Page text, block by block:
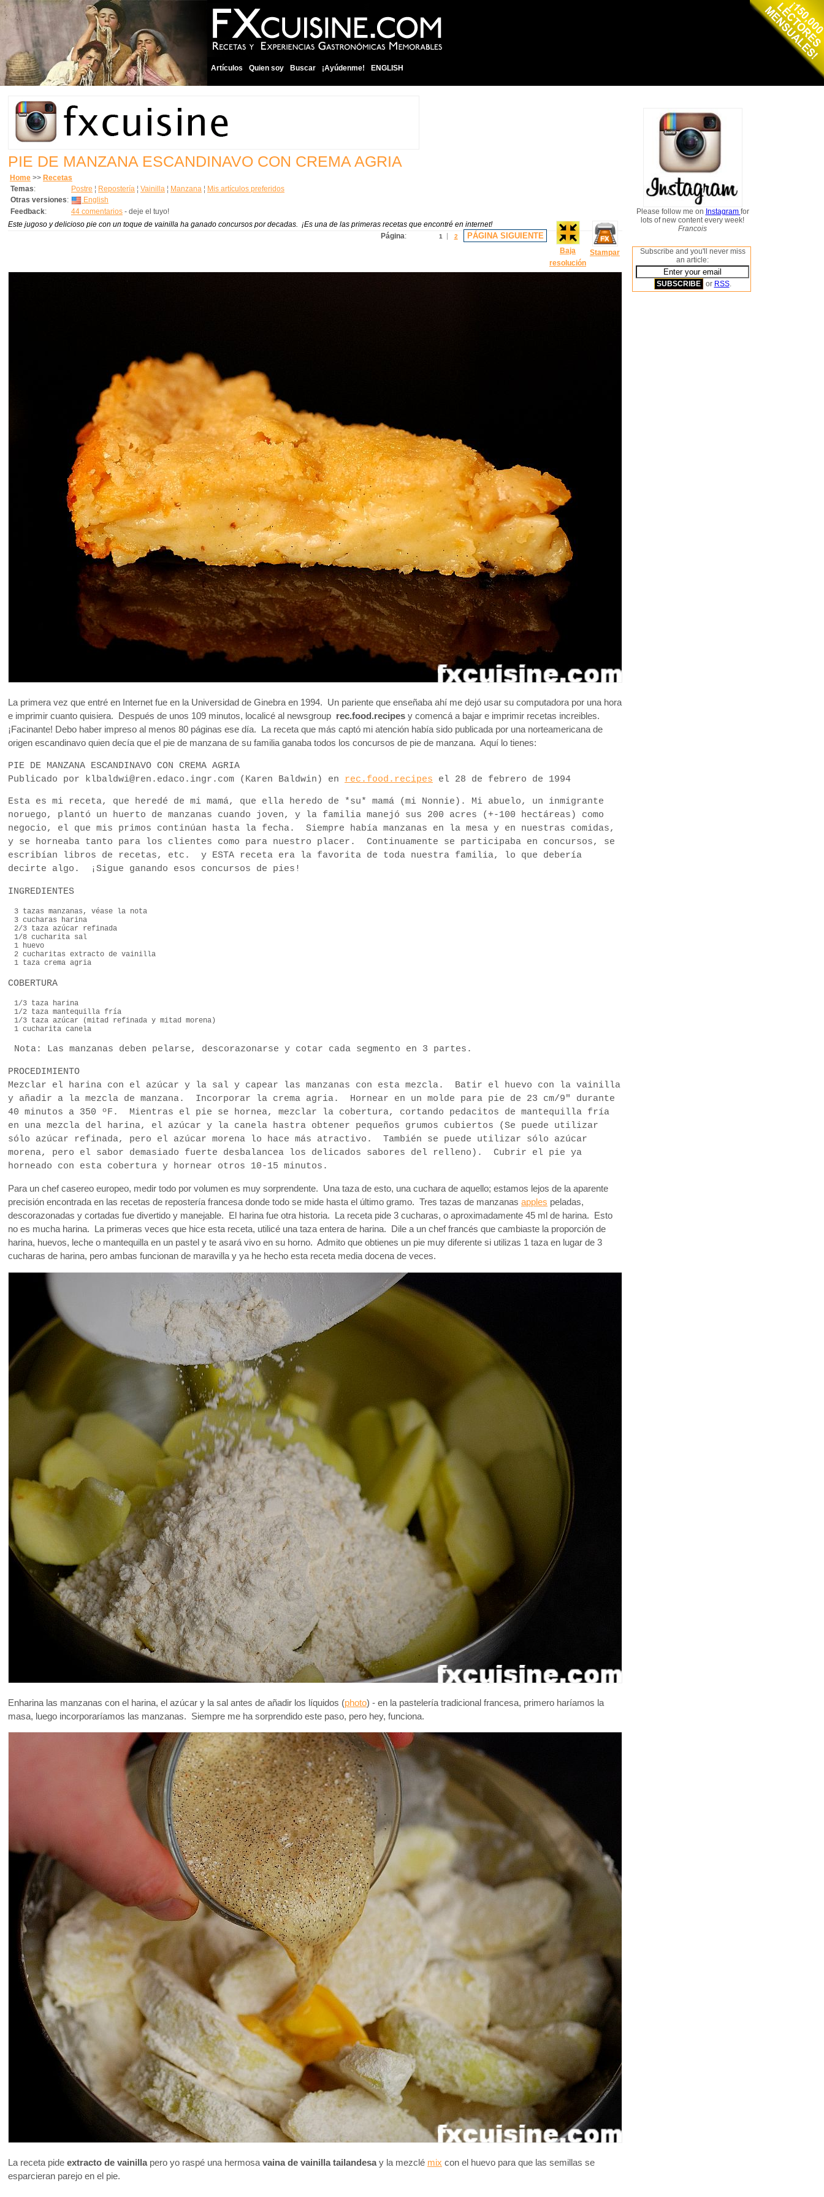
Artículos Quien soy Buscar ¡Ayúdenme! ENGLISH
PIE DE MANZANA ESCANDINAVO CON CREMA AGRIA
Home >> Recetas
Temas: Postre ¦ Repostería ¦ Vainilla ¦ Manzana ¦ Mis artículos preferidos
Otras versiones:
English
Feedback: 44 comentarios - deje el tuyo!
Baja
resolución
Stampar
Este jugoso y delicioso pie con un toque de vainilla ha ganado concursos por decadas. ¡Es una de las primeras recetas que encontré en internet!
Página: 1 2 PÁGINA SIGUIENTE
La primera vez que entré en Internet fue en la Universidad de Ginebra en 1994. Un pariente que enseñaba ahí me dejó usar su computadora por una hora
e imprimir cuanto quisiera. Después de unos 109 minutos, localicé al newsgroup rec.food.recipes y comencá a bajar e imprimir recetas increibles.
¡Facinante! Debo haber impreso al menos 80 páginas ese día. La receta que más captó mi atención había sido publicada por una norteamericana de
origen escandinavo quien decía que el pie de manzana de su familia ganaba todos los concursos de pie de manzana. Aquí lo tienes:
PIE DE MANZANA ESCANDINAVO CON CREMA AGRIA
Publicado por klbaldwi@ren.edaco.ingr.com (Karen Baldwin) en rec.food.recipes el 28 de febrero de 1994
Esta es mi receta, que heredé de mi mamá, que ella heredo de *su* mamá (mi Nonnie). Mi abuelo, un inmigrante
noruego, plantó un huerto de manzanas cuando joven, y la familia manejó sus 200 acres (+-100 hectáreas) como
negocio, el que mis primos continúan hasta la fecha. Siempre había manzanas en la mesa y en nuestras comidas,
y se horneaba tanto para los clientes como para nuestro placer. Continuamente se participaba en concursos, se
escribían libros de recetas, etc. y ESTA receta era la favorita de toda nuestra familia, lo que debería
decirte algo. ¡Sigue ganando esos concursos de pies!
INGREDIENTES
3 tazas manzanas, véase la nota
3 cucharas harina
2/3 taza azúcar refinada
1/8 cucharita sal
1 huevo
2 cucharitas extracto de vainilla
1 taza crema agria
COBERTURA
1/3 taza harina
1/2 taza mantequilla fría
1/3 taza azúcar (mitad refinada y mitad morena)
1 cucharita canela
Nota: Las manzanas deben pelarse, descorazonarse y cotar cada segmento en 3 partes.
PROCEDIMIENTO
Mezclar el harina con el azúcar y la sal y capear las manzanas con esta mezcla. Batir el huevo con la vainilla
y añadir a la mezcla de manzana. Incorporar la crema agria. Hornear en un molde para pie de 23 cm/9" durante
40 minutos a 350 ºF. Mientras el pie se hornea, mezclar la cobertura, cortando pedacitos de mantequilla fría
en una mezcla del harina, el azúcar y la canela hastra obtener pequeños grumos cubiertos (Se puede utilizar
sólo azúcar refinada, pero el azúcar morena lo hace más atractivo. También se puede utilizar sólo azúcar
morena, pero el sabor demasiado fuerte desbalancea los delicados sabores del relleno). Cubrir el pie ya
horneado con esta cobertura y hornear otros 10-15 minutos.
Para un chef casereo europeo, medir todo por volumen es muy sorprendente. Una taza de esto, una cuchara de aquello; estamos lejos de la aparente
precisión encontrada en las recetas de repostería francesa donde todo se mide hasta el último gramo. Tres tazas de manzanas apples peladas,
descorazonadas y cortadas fue divertido y manejable. El harina fue otra historia. La receta pide 3 cucharas, o aproximadamente 45 ml de harina. Esto
no es mucha harina. La primeras veces que hice esta receta, utilicé una taza entera de harina. Dile a un chef francés que cambiaste la proporción de
harina, huevos, leche o mantequilla en un pastel y te asará vivo en su horno. Admito que obtienes un pie muy diferente si utilizas 1 taza en lugar de 3
cucharas de harina, pero ambas funcionan de maravilla y ya he hecho esta receta media docena de veces.
Enharina las manzanas con el harina, el azúcar y la sal antes de añadir los líquidos (photo) - en la pastelería tradicional francesa, primero haríamos la
masa, luego incorporaríamos las manzanas. Siempre me ha sorprendido este paso, pero hey, funciona.
La receta pide extracto de vainillapero yo raspé una hermosa vaina de vainilla tailandesay la mezclé mix con el huevo para que las semillas se
esparcieran parejo en el pie.
Please follow me on Instagram for
lots of new content every week!
Francois
Subscribe and you'll never miss
an article:
or RSS.